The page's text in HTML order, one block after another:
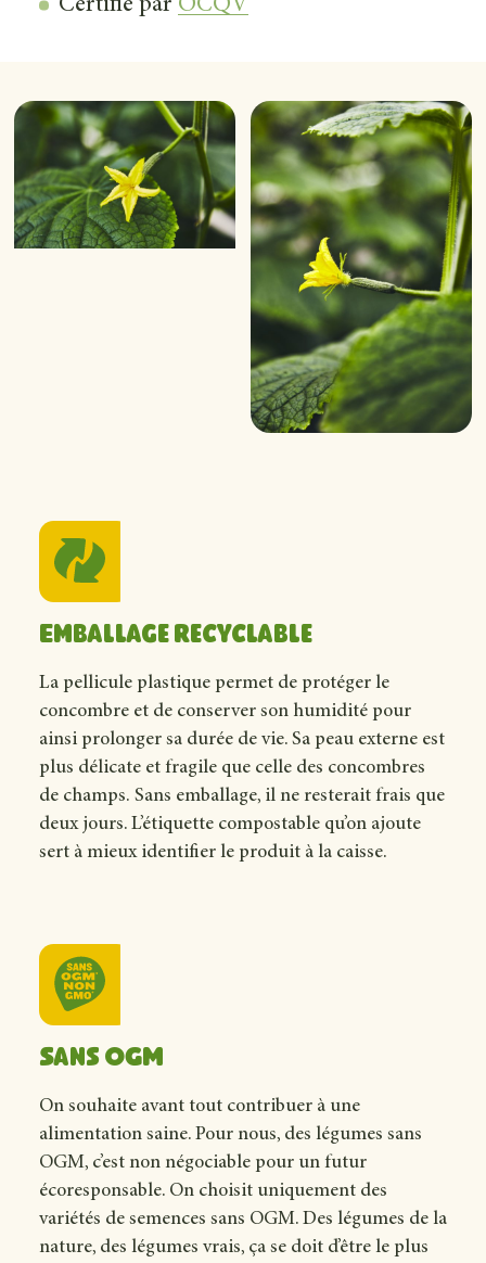
Certifié par OCQV
Emballage recyclable
La pellicule plastique permet de protéger le
concombre et de conserver son humidité pour
ainsi prolonger sa durée de vie. Sa peau externe est
plus délicate et fragile que celle des concombres
de champs. Sans emballage, il ne resterait frais que
deux jours. L’étiquette compostable qu’on ajoute
sert à mieux identifier le produit à la caisse.
Sans OGM
On souhaite avant tout contribuer à une
alimentation saine. Pour nous, des légumes sans
OGM, c’est non négociable pour un futur
écoresponsable. On choisit uniquement des
variétés de semences sans OGM. Des légumes de la
nature, des légumes vrais, ça se doit d’être le plus